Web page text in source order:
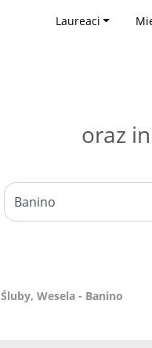
Laureaci
oraz
Śluby, Wesela - Banino